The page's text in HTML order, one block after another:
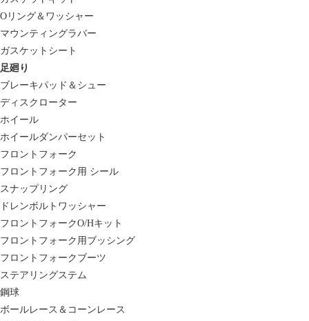
Oリング＆ワッシャー
マウンティングラバー
ガスケットシート
足廻り
ブレーキパッド＆シュー
ディスクローター
ホイール
ホイールダンパーセット
フロントフォーク
フロントフォーク用 シール
スナップリング
ドレンボルトワッシャー
フロントフォークO/Hキット
フロントフォーク用ブッシング
フロントフォークブーツ
ステアリングステム
鋼球
ボールレース＆コーンレース